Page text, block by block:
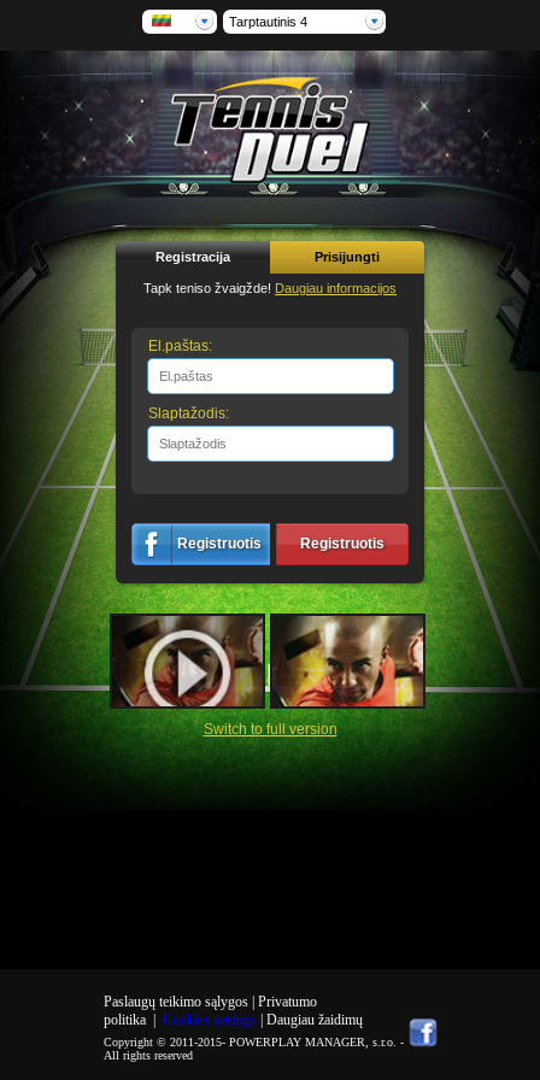
Tarptautinis 4
Registracija Prisijungti
Tapk teniso žvaigžde! Daugiau informacijos
El.paštas:
Slaptažodis:
Registruotis Registruotis
Switch to full version
Paslaugų teikimo sąlygos | Privatumo
politika| Cookies settings | Daugiau žaidimų
Copyright © 2011-2015- POWERPLAY MANAGER, s.r.o. -
All rights reserved